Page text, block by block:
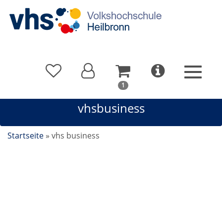
1 In
Warenkorb
sich
vhsbusiness
Startseite » vhs business